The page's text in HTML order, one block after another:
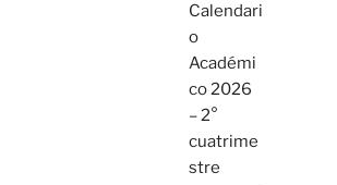
Calendari
o
Académi
co 2026
– 2°
cuatrime
stre